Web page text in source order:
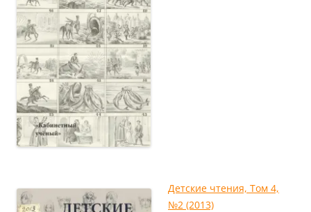
Детские чтения, Том 4,
№2 (2013)